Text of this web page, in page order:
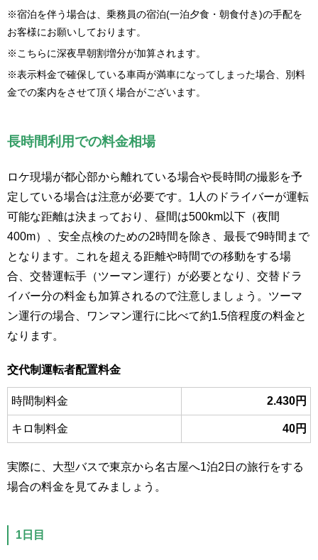
※宿泊を伴う場合は、乗務員の宿泊(一泊夕食・朝食付き)の手配を
お客様にお願いしております。
※こちらに深夜早朝割増分が加算されます。
※表示料金で確保している車両が満車になってしまった場合、別料
金での案内をさせて頂く場合がございます。
長時間利用での料金相場
ロケ現場が都心部から離れている場合や長時間の撮影を予
定している場合は注意が必要です。1人のドライバーが運転
可能な距離は決まっており、昼間は500km以下（夜間
400m）、安全点検のための2時間を除き、最長で9時間まで
となります。これを超える距離や時間での移動をする場
合、交替運転手（ツーマン運行）が必要となり、交替ドラ
イバー分の料金も加算されるので注意しましょう。ツーマ
ン運行の場合、ワンマン運行に比べて約1.5倍程度の料金と
なります。
交代制運転者配置料金
時間制料金 2.430円
キロ制料金 40円
実際に、大型バスで東京から名古屋へ1泊2日の旅行をする
場合の料金を見てみましょう。
1日目